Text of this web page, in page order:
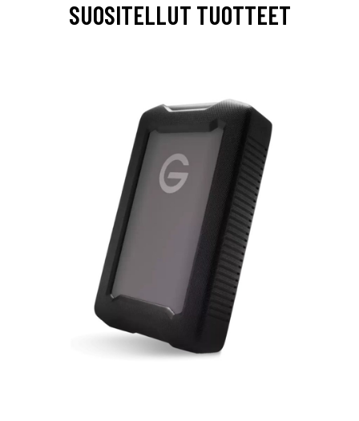
SUOSITELLUT TUOTTEET